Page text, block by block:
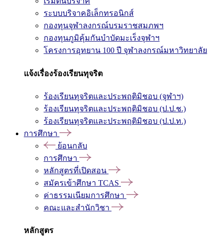
ระบบบริจาคอิเล็กทรอนิกส์
กองทุนจุฬาลงกรณ์บรมราชสมภพฯ
กองทุนภูมิคุ้มกันบำบัดมะเร็งจุฬาฯ
โครงการอุทยาน 100 ปี จุฬาลงกรณ์มหาวิทยาลัย
แจ้งเรื่องร้องเรียนทุจริต
ร้องเรียนทุจริตและประพฤติมิชอบ (จุฬาฯ)
ร้องเรียนทุจริตและประพฤติมิชอบ (ป.ป.ช.)
ร้องเรียนทุจริตและประพฤติมิชอบ (ป.ป.ท.)
การศึกษา
ย้อนกลับ
การศึกษา
หลักสูตรที่เปิดสอน
สมัครเข้าศึกษา TCAS
ค่าธรรมเนียมการศึกษา
คณะและสำนักวิชา
หลักสูตร